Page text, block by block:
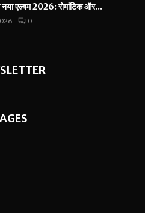
नया एल्बम 2026: रोमांटिक और...
0